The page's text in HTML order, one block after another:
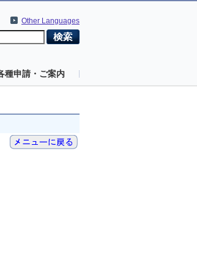
Other Languages
種申請・ご案内